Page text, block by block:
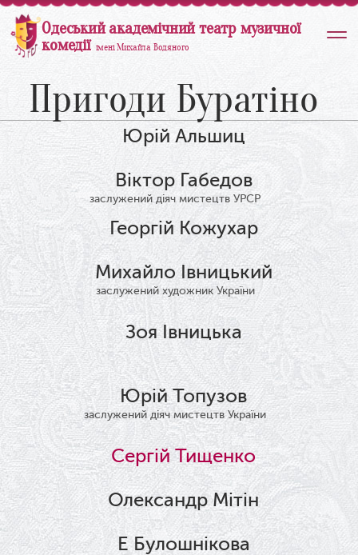
Одеський академічний театр музичної
комедії імені Михайла Водяного
Пригоди Буратіно
Юрій Альшиц
Віктор Габедов
заслужений діяч мистецтв УРСР
Георгій Кожухар
Михайло Івницький
заслужений художник України
Зоя Івницька
Юрій Топузов
заслужений діяч мистецтв України
Сергій Тищенко
Олександр Мітін
Е Булошнікова